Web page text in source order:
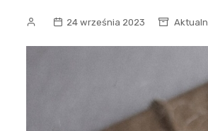
24 września 2023